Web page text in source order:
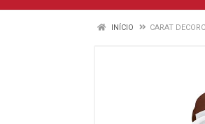
INÍCIO CARAT